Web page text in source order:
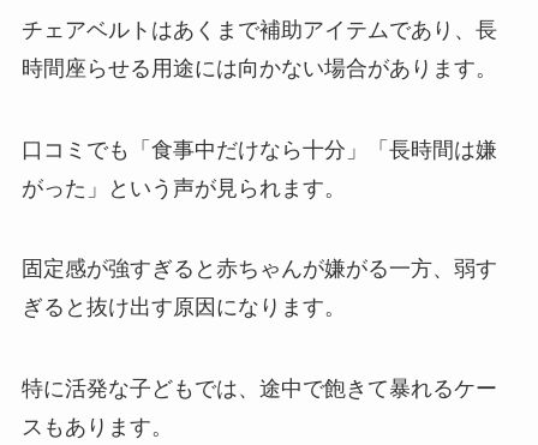
チェアベルトはあくまで補助アイテムであり、長
時間座らせる用途には向かない場合があります。
口コミでも「食事中だけなら十分」「長時間は嫌
がった」という声が見られます。
固定感が強すぎると赤ちゃんが嫌がる一方、弱す
ぎると抜け出す原因になります。
特に活発な子どもでは、途中で飽きて暴れるケー
スもあります。